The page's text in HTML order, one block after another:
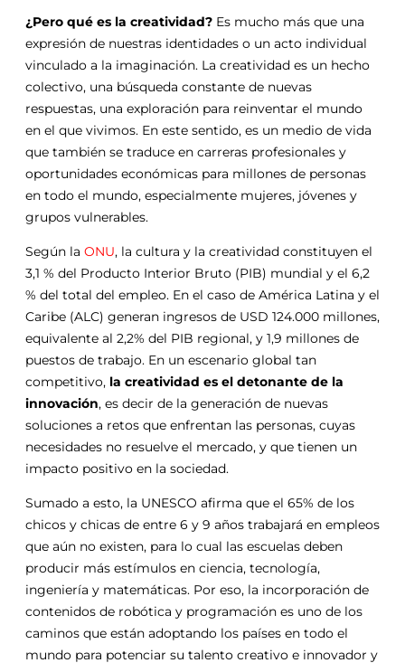
¿Pero qué es la creatividad? Es mucho más que una
expresión de nuestras identidades o un acto individual
vinculado a la imaginación. La creatividad es un hecho
colectivo, una búsqueda constante de nuevas
respuestas, una exploración para reinventar el mundo
en el que vivimos. En este sentido, es un medio de vida
que también se traduce en carreras profesionales y
oportunidades económicas para millones de personas
en todo el mundo, especialmente mujeres, jóvenes y
grupos vulnerables.
Según la ONU, la cultura y la creatividad constituyen el
3,1 % del Producto Interior Bruto (PIB) mundial y el 6,2
% del total del empleo. En el caso de América Latina y el
Caribe (ALC) generan ingresos de USD 124.000 millones,
equivalente al 2,2% del PIB regional, y 1,9 millones de
puestos de trabajo. En un escenario global tan
competitivo, la creatividad es el detonante de la
innovación, es decir de la generación de nuevas
soluciones a retos que enfrentan las personas, cuyas
necesidades no resuelve el mercado, y que tienen un
impacto positivo en la sociedad.
Sumado a esto, la UNESCO afirma que el 65% de los
chicos y chicas de entre 6 y 9 años trabajará en empleos
que aún no existen, para lo cual las escuelas deben
producir más estímulos en ciencia, tecnología,
ingeniería y matemáticas. Por eso, la incorporación de
contenidos de robótica y programación es uno de los
caminos que están adoptando los países en todo el
mundo para potenciar su talento creativo e innovador y